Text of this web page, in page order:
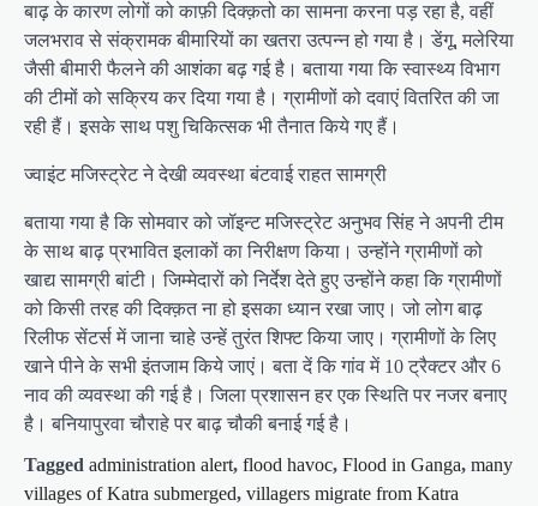
बाढ़ के कारण लोगों को काफ़ी दिक्क़तो का सामना करना पड़ रहा है, वहीं
जलभराव से संक्रामक बीमारियों का खतरा उत्पन्न हो गया है। डेंगू, मलेरिया
जैसी बीमारी फैलने की आशंका बढ़ गई है। बताया गया कि स्वास्थ्य विभाग
की टीमों को सक्रिय कर दिया गया है। ग्रामीणों को दवाएं वितरित की जा
रही हैं। इसके साथ पशु चिकित्सक भी तैनात किये गए हैं।
ज्वाइंट मजिस्ट्रेट ने देखी व्यवस्था बंटवाई राहत सामग्री
बताया गया है कि सोमवार को जॉइन्ट मजिस्ट्रेट अनुभव सिंह ने अपनी टीम
के साथ बाढ़ प्रभावित इलाकों का निरीक्षण किया। उन्होंने ग्रामीणों को
खाद्य सामग्री बांटी। जिम्मेदारों को निर्देश देते हुए उन्होंने कहा कि ग्रामीणों
को किसी तरह की दिक्क़त ना हो इसका ध्यान रखा जाए। जो लोग बाढ़
रिलीफ सेंटर्स में जाना चाहे उन्हें तुरंत शिफ्ट किया जाए। ग्रामीणों के लिए
खाने पीने के सभी इंतजाम किये जाएं। बता दें कि गांव में 10 ट्रैक्टर और 6
नाव की व्यवस्था की गई है। जिला प्रशासन हर एक स्थिति पर नजर बनाए
है। बनियापुरवा चौराहे पर बाढ़ चौकी बनाई गई है।
Tagged administration alert, flood havoc, Flood in Ganga, many
villages of Katra submerged, villagers migrate from Katra